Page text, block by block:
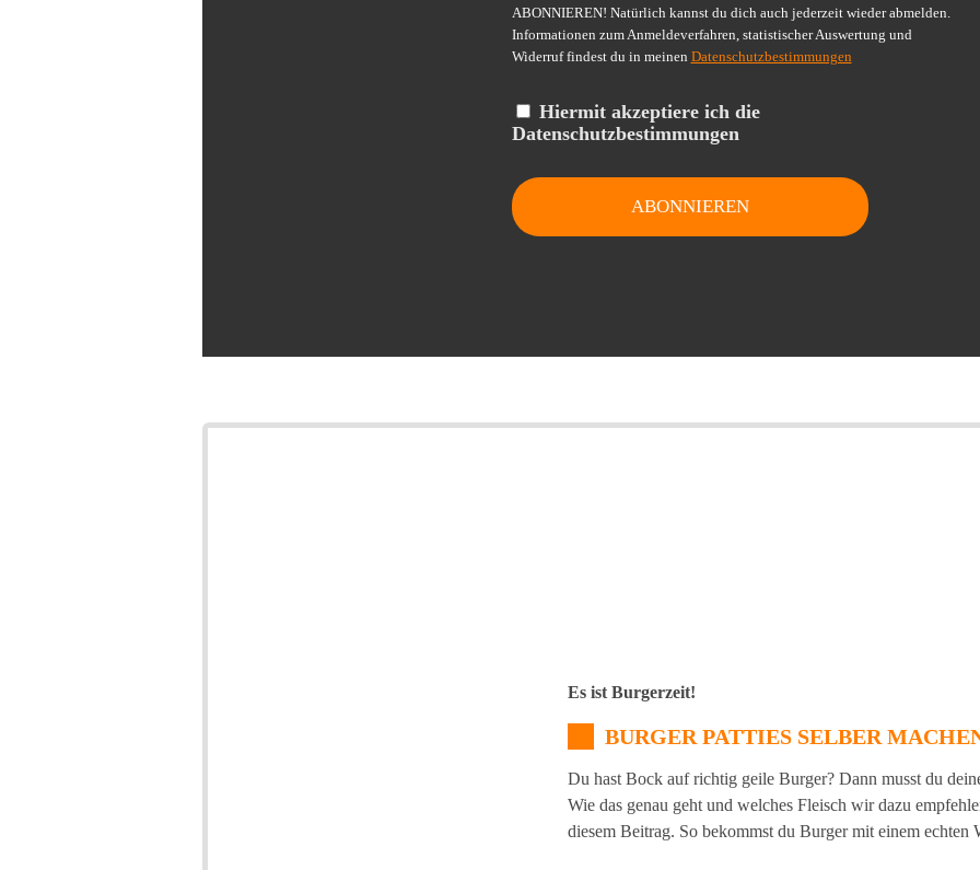
ABONNIEREN! Natürlich kannst du dich auch jederzeit wieder abmelden.
Informationen zum Anmeldeverfahren, statistischer Auswertung und
Widerruf findest du in meinen Datenschutzbestimmungen
Hiermit akzeptiere ich die
Datenschutzbestimmungen
Es ist Burgerzeit!
BURGER PATTIES SELBER
Du hast Bock auf richtig geile Burger? Dann musst du
Wie das genau geht und welches Fleisch wir dazu
diesem Beitrag. So bekommst du Burger mit einem